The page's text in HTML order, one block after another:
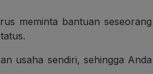
meminta bantuan seseorang
usaha sendiri, sehingga Anda